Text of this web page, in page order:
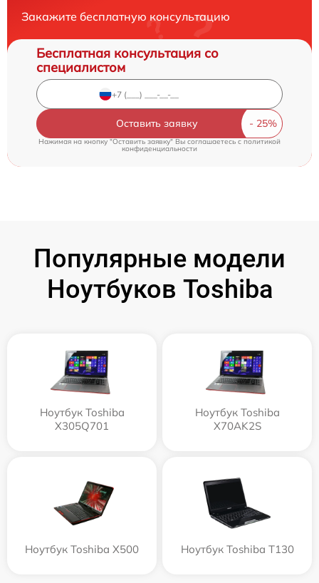
Закажите бесплатную консультацию
Бесплатная консультация со
специалистом
Оставить заявку
Нажимая на кнопку "Оставить заявку" Вы соглашаетесь c политикой
конфиденциальности
Популярные модели
Ноутбуков Toshiba
Ноутбук Toshiba
X305Q701
Ноутбук Toshiba
X70AK2S
Ноутбук Toshiba X500 Ноутбук Toshiba T130